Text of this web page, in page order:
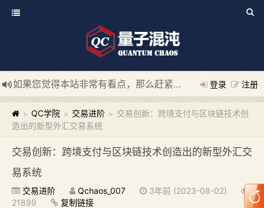
登录 注册
如果您觉得本站非常有看点，那么赶紧使用Ctrl+D 收藏我们吧
新添加量子混沌系统板块，欢迎大家访问！
---“量子混沌系
> QC学院 > 交易进阶 > 交易创新：跨境支付与区块链技术创
造出的新型外汇交易系统
交易创新：跨境支付与区块链技术创造出的新型外汇交
易系统
交易进阶 Qchaos_007
3年前 (2023-08-02)
21899
复制链接